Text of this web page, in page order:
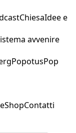
ChiesaIdee e
avvenire
PopotusPop
ShopContatti